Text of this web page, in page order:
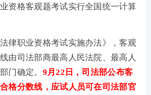
资格客观题考试实行全国统一计算
律职业资格考试实施办法》，客观
由司法部商最高人民法院、最高人
门确定。 9月22日，司法部公布客
格分数线，应试人员可在司法部官